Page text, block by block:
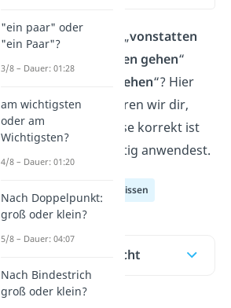
Heißt es eigentlich „vonstatten
von statten gehen“
vonstattengehen“? Hier
und imVideo
erklären wir dir,
welche Schreibweise korrekt ist
und wie du sie richtig anwendest.
Deutsch Allgemeinwissen
Inhaltsübersicht
"ein paar" oder
"ein Paar"?
3/8 – Dauer: 01:28
am wichtigsten
oder am
Wichtigsten?
4/8 – Dauer: 01:20
Nach Doppelpunkt:
groß oder klein?
5/8 – Dauer: 04:07
Nach Bindestrich
groß oder klein?